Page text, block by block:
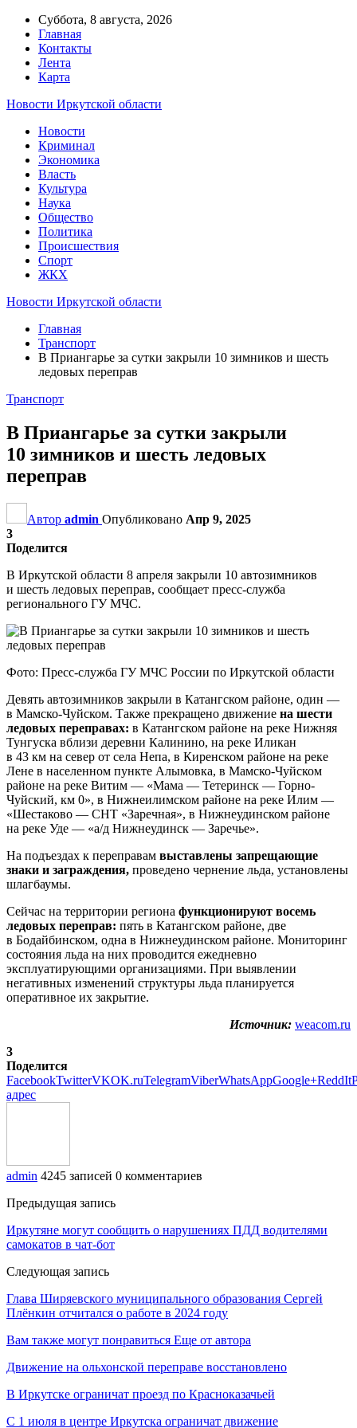
Суббота, 8 августа, 2026
Главная
Контакты
Лента
Карта
Новости Иркутской области
Новости
Криминал
Экономика
Власть
Культура
Наука
Общество
Политика
Происшествия
Спорт
ЖКХ
Новости Иркутской области
Главная
Транспорт
В Приангарье за сутки закрыли 10 зимников и шесть
ледовых переправ
Транспорт
В Приангарье за сутки закрыли
10 зимников и шесть ледовых
переправ
Автор admin Опубликовано Апр 9, 2025
3
Поделится
В Иркутской области 8 апреля закрыли 10 автозимников
и шесть ледовых переправ, сообщает пресс-служба
регионального ГУ МЧС.
Фото: Пресс-служба ГУ МЧС России по Иркутской области
Девять автозимников закрыли в Катангском районе, один —
в Мамско-Чуйском. Также прекращено движение на шести
ледовых переправах: в Катангском районе на реке Нижняя
Тунгуска вблизи деревни Калинино, на реке Иликан
в 43 км на север от села Непа, в Киренском районе на реке
Лене в населенном пункте Алымовка, в Мамско-Чуйском
районе на реке Витим — «Мама — Тетеринск — Горно-
Чуйский, км 0», в Нижнеилимском районе на реке Илим —
«Шестаково — СНТ «Заречная», в Нижнеудинском районе
на реке Уде — «а/д Нижнеудинск — Заречье».
На подъездах к переправам выставлены запрещающие
знаки и заграждения, проведено чернение льда, установлены
шлагбаумы.
Сейчас на территории региона функционируют восемь
ледовых переправ: пять в Катангском районе, две
в Бодайбинском, одна в Нижнеудинском районе. Мониторинг
состояния льда на них проводится ежедневно
эксплуатирующими организациями. При выявлении
негативных изменений структуры льда планируется
оперативное их закрытие.
Источник: weacom.ru
3
Поделится
FacebookTwitterVKOK.ruTelegramViberWhatsAppGoogle+ReddIt
адрес
admin 4245 записей 0 комментариев
Предыдущая запись
Иркутяне могут сообщить о нарушениях ПДД водителями
самокатов в чат-бот
Следующая запись
Глава Ширяевского муниципального образования Сергей
Плёнкин отчитался о работе в 2024 году
Вам также могут понравиться Еще от автора
Движение на ольхонской переправе восстановлено
В Иркутске ограничат проезд по Красноказачьей
С 1 июля в центре Иркутска ограничат движение